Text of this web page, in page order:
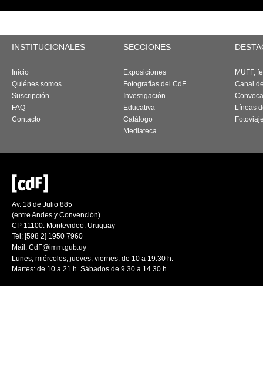
INSTITUCIONALES SECCIONES
Inicio
Quiénes somos
Suscripción
FAQ
Contacto
Exposiciones
Fotografías del CdF
Investigación
Educativa
Catálogo
Mediateca
MUFF,
Canal
Líneas
Av. 18 de Julio 885
(entre Andes y Convención)
CP 11100. Montevideo. Uruguay
Tel: [598 2] 1950 7960
Mail: CdF@imm.gub.uy
Lunes, miércoles, jueves, viernes: de 10 a 19.30 h.
Martes: de 10 a 21 h. Sábados de 9.30 a 14.30 h.